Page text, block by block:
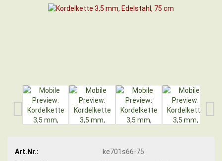
Art.Nr.:
ke701s66-75